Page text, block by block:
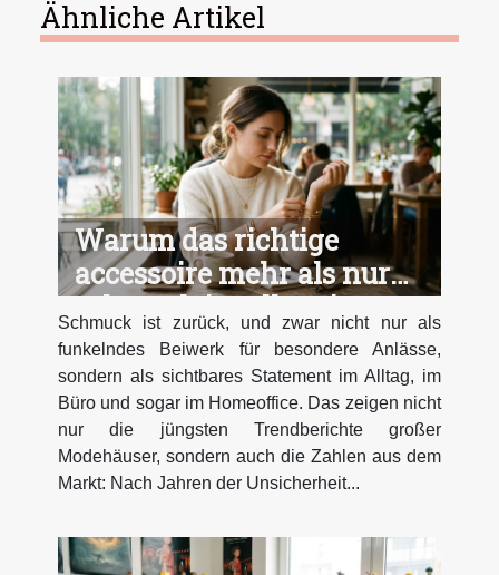
Ähnliche Artikel
Warum das richtige
accessoire mehr als nur
schmuck im alltag ist
Schmuck ist zurück, und zwar nicht nur als
funkelndes Beiwerk für besondere Anlässe,
sondern als sichtbares Statement im Alltag, im
Büro und sogar im Homeoffice. Das zeigen nicht
nur die jüngsten Trendberichte großer
Modehäuser, sondern auch die Zahlen aus dem
Markt: Nach Jahren der Unsicherheit...